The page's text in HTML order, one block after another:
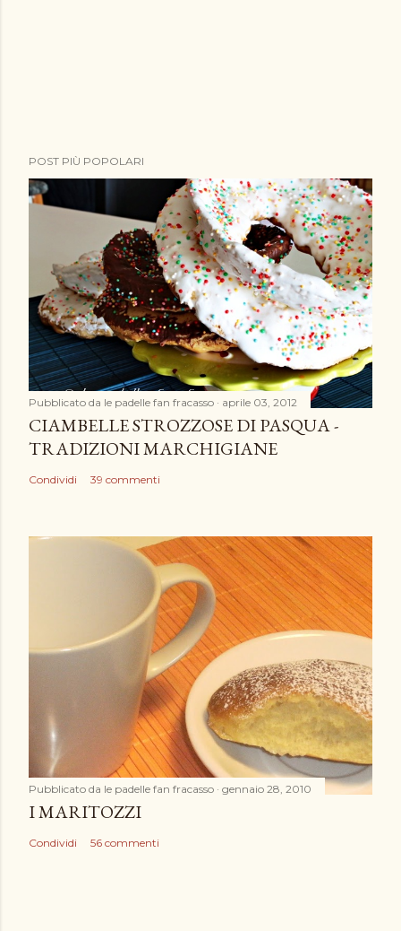
o
s
o
m
m
e
n
t
o
POST PIÙ POPOLARI
Pubblicato da le padelle fan fracasso aprile 03, 2012
CIAMBELLE STROZZOSE DI PASQUA -
TRADIZIONI MARCHIGIANE
Condividi 39 commenti
Pubblicato da le padelle fan fracasso gennaio 28, 2010
I MARITOZZI
Condividi 56 commenti